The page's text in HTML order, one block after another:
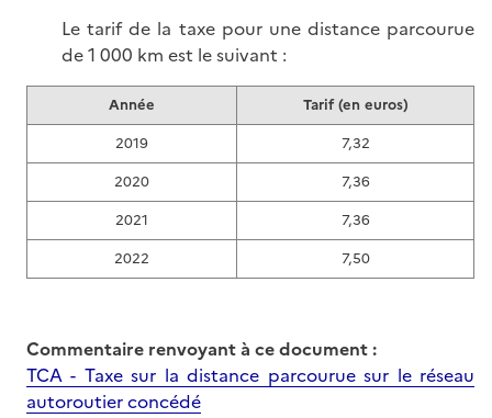
Le tarif de la taxe pour une distance parcourue
de 1 000 km est le suivant :
Année
Tarif (en euros)
2019
7,32
2020
7,36
2021
7,36
2022
7,50
Commentaire renvoyant à ce document :
TCA - Taxe sur la distance parcourue sur le réseau
autoroutier concédé